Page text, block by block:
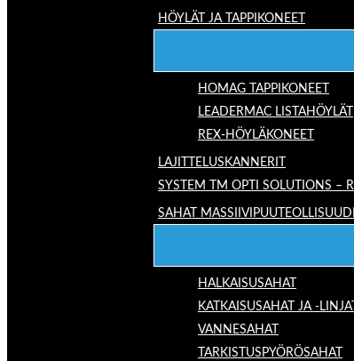
HÖYLÄT JA TAPPIKONEET
HOMAG TAPPIKONEET
LEADERMAC LISTAHÖYLÄT
REX-HÖYLÄKONEET
LAJITTELUSKANNERIT
SYSTEM TM OPTI SOLUTIONS –
SAHAT
HALKAISUSAHAT
KATKAISUSAHAT JA -LINJAT
VANNESAHAT
TARKISTUSPYÖRÖSAHAT